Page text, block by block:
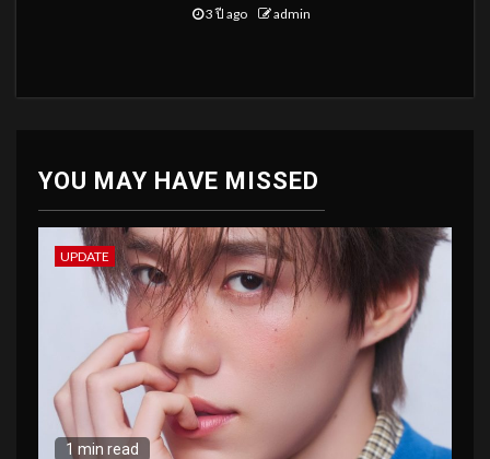
3 ปี ago admin
YOU MAY HAVE MISSED
UPDATE
1 min read